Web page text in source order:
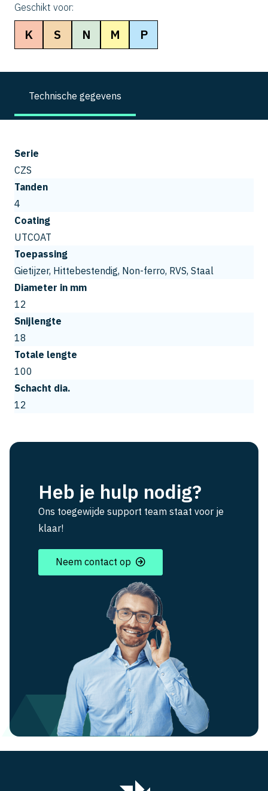
Geschikt voor:
K S N M P
Technische gegevens
Serie
CZS
Tanden
4
Coating
UTCOAT
Toepassing
Gietijzer, Hittebestendig, Non-ferro, RVS, Staal
Diameter in mm
12
Snijlengte
18
Totale lengte
100
Schacht dia.
12
Heb je hulp nodig?
Ons toegewijde support team staat voor je
klaar!
Neem contact op